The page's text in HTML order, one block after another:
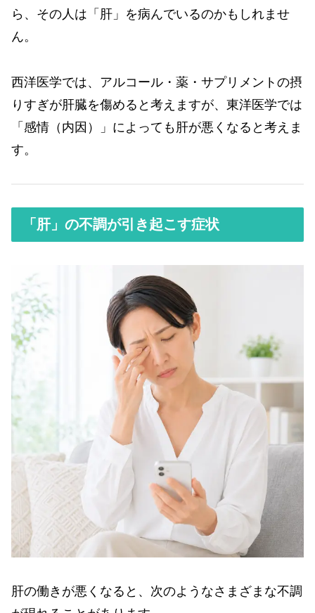
ら、その人は「肝」を病んでいるのかもしれませ
ん。
西洋医学では、アルコール・薬・サプリメントの摂
りすぎが肝臓を傷めると考えますが、東洋医学では
「感情（内因）」によっても肝が悪くなると考えま
す。
「肝」の不調が引き起こす症状
肝の働きが悪くなると、次のようなさまざまな不調